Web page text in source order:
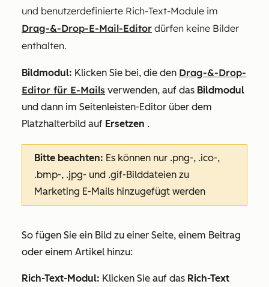
und benutzerdefinierte Rich-Text-Module im
Drag-&-Drop-E-Mail-Editor dürfen keine Bilder
enthalten.
Bildmodul: Klicken Sie bei, die den Drag-&-Drop-
Editor für E-Mails verwenden, auf das Bildmodul
und dann im Seitenleisten-Editor über dem
Platzhalterbild auf Ersetzen .
Bitte beachten: Es können nur .png-, .ico-,
.bmp-, .jpg- und .gif-Bilddateien zu
Marketing E-Mails hinzugefügt werden
So fügen Sie ein Bild zu einer Seite, einem Beitrag
oder einem Artikel hinzu:
Rich-Text-Modul: Klicken Sie auf das Rich-Text